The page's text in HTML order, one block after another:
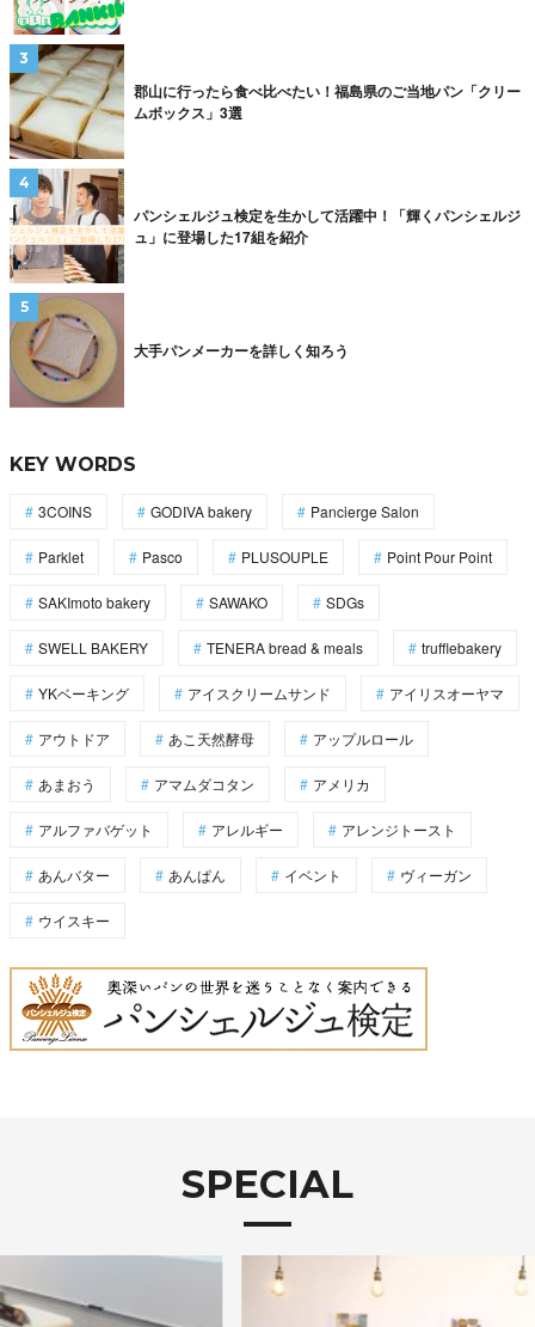
郡山に行ったら食べ比べたい！福島県のご当地パン「クリー
ムボックス」3選
パンシェルジュ検定を生かして活躍中！「輝くパンシェルジ
ュ」に登場した17組を紹介
大手パンメーカーを詳しく知ろう
KEY WORDS
3COINS GODIVA bakery Pancierge Salon
Parklet Pasco PLUSOUPLE Point Pour Point
SAKImoto bakery SAWAKO SDGs
SWELL BAKERY TENERA bread & meals trufflebakery
YKベーキング アイスクリームサンド アイリスオーヤマ
アウトドア あこ天然酵母 アップルロール
あまおう アマムダコタン アメリカ
アルファバゲット アレルギー アレンジトースト
あんバター あんぱん イベント ヴィーガン
ウイスキー
SPECIAL